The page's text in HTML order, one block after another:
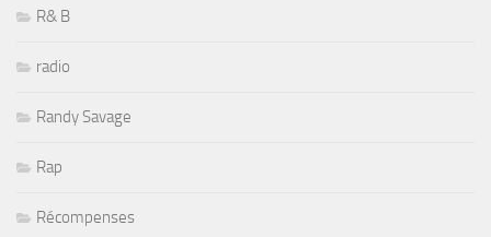
R& B
radio
Randy Savage
Rap
Récompenses